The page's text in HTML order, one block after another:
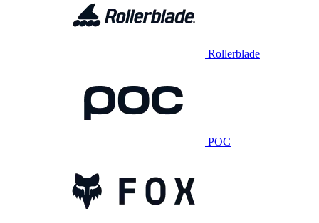
Rollerblade
POC